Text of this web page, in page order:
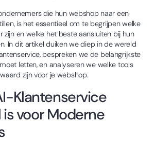
die hun webshop naar een
is het essentieel om te begrijpen welke
zijn en welke het beste aansluiten bij hun
In dit artikel duiken we diep in de wereld
bespreken we de belangrijkste
letten, en analyseren we welke tools
zijn voor je webshop.
Klantenservice
is voor Moderne